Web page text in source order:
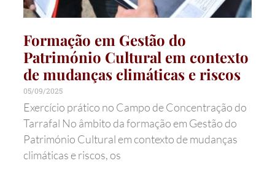
Formação em Gestão do
Património Cultural em contexto
de mudanças climáticas e riscos
05/09/2025
Exercício prático no Campo de Concentração do
Tarrafal No âmbito da formação em Gestão do
Património Cultural em contexto de mudanças
climáticas e riscos, os